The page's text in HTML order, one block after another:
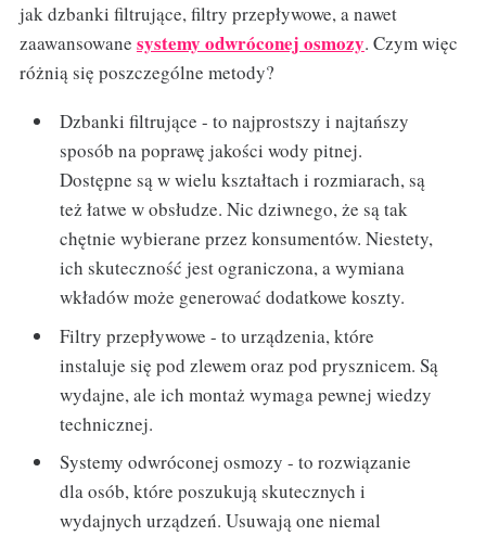
jak dzbanki filtrujące, filtry przepływowe, a nawet
zaawansowane systemy odwróconej osmozy. Czym więc
różnią się poszczególne metody?
Dzbanki filtrujące - to najprostszy i najtańszy
sposób na poprawę jakości wody pitnej.
Dostępne są w wielu kształtach i rozmiarach, są
też łatwe w obsłudze. Nic dziwnego, że są tak
chętnie wybierane przez konsumentów. Niestety,
ich skuteczność jest ograniczona, a wymiana
wkładów może generować dodatkowe koszty.
Filtry przepływowe - to urządzenia, które
instaluje się pod zlewem oraz pod prysznicem. Są
wydajne, ale ich montaż wymaga pewnej wiedzy
technicznej.
Systemy odwróconej osmozy - to rozwiązanie
dla osób, które poszukują skutecznych i
wydajnych urządzeń. Usuwają one niemal